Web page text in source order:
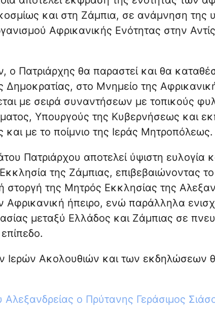
και στη Ζάμπια, σε ανάμνηση της
Αφρικανικής Ενότητας στην
ο Πατριάρχης θα παραστεί και θα
Δημοκρατίας, στο Μνημείο της
με σειρά συναντήσεων με τοπικούς
Υπουργούς της Κυβερνήσεως και
με το ποίμνιο της Ιεράς Μητροπόλεως.
Πατριάρχου αποτελεί ύψιστη ευλογία
της Ζάμπιας, επιβεβαιώνοντας το
στοργή της Μητρός Εκκλησίας της
Αφρικανική ήπειρο, ενώ παράλληλα
μεταξύ Ελλάδος και Ζάμπιας σε
Ιερών Ακολουθιών και των εκδηλώσεων
Αλεξανδρείας ο Πρύτανης Γεράσιμος